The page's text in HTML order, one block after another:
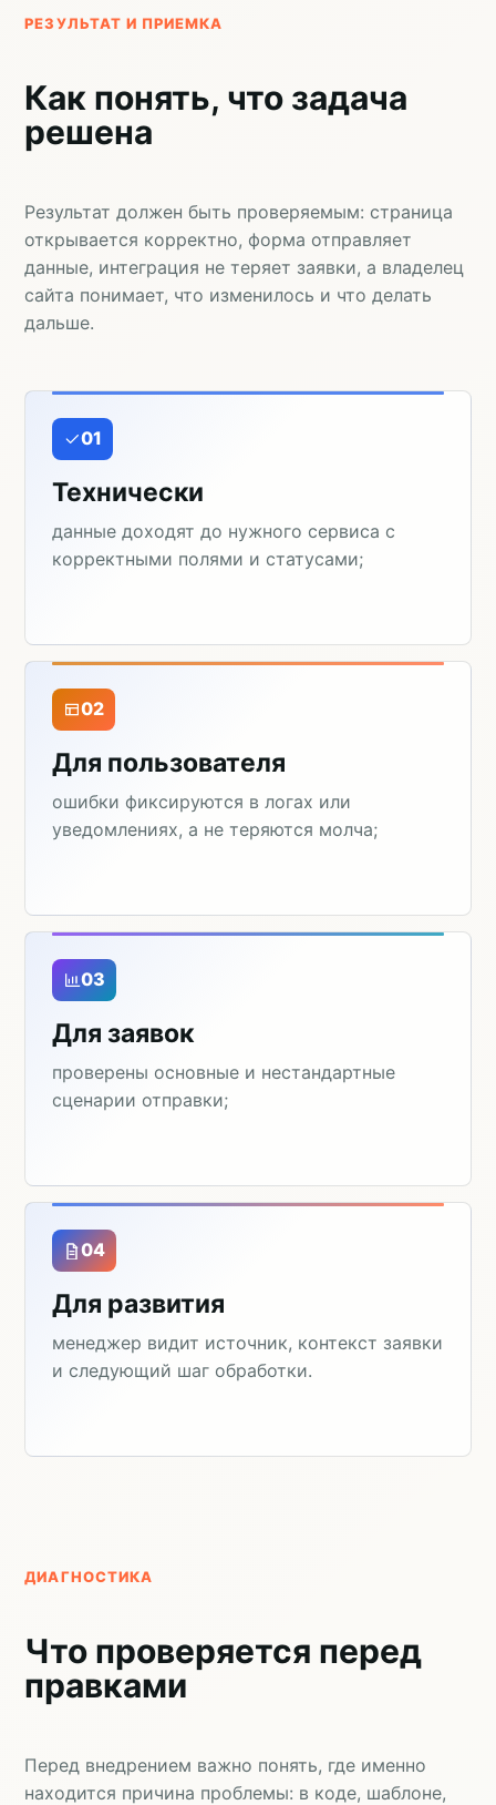
РЕЗУЛЬТАТ И ПРИЕМКА
Как понять, что задача
решена
Результат должен быть проверяемым: страница
открывается корректно, форма отправляет
данные, интеграция не теряет заявки, а владелец
сайта понимает, что изменилось и что делать
дальше.
01
Технически
данные доходят до нужного сервиса с
корректными полями и статусами;
02
Для пользователя
ошибки фиксируются в логах или
уведомлениях, а не теряются молча;
03
Для заявок
проверены основные и нестандартные
сценарии отправки;
04
Для развития
менеджер видит источник, контекст заявки
и следующий шаг обработки.
ДИАГНОСТИКА
Что проверяется перед
правками
Перед внедрением важно понять, где именно
находится причина проблемы: в коде, шаблоне,